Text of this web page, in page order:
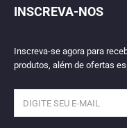
INSCREVA-NOS
Inscreva-se agora para
produtos, além de ofertas